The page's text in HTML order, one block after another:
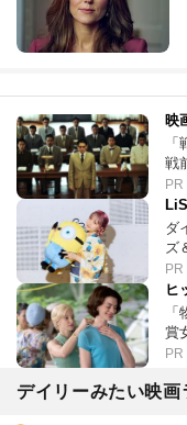
映
戦
PR
ダ
ズ
PR
ヒ
賞
PR
デイリーみたい映画